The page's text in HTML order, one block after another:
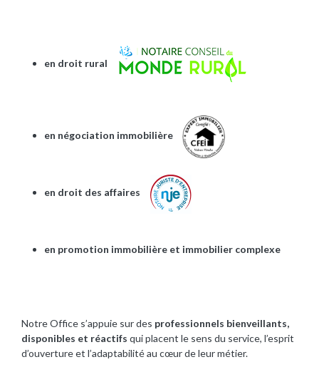
en droit rural
en négociation immobilière
en droit des affaires
en promotion immobilière et immobilier complexe
Notre Office s’appuie sur des professionnels bienveillants,
disponibles et réactifs qui placent le sens du service, l’esprit
d’ouverture et l’adaptabilité au cœur de leur métier.